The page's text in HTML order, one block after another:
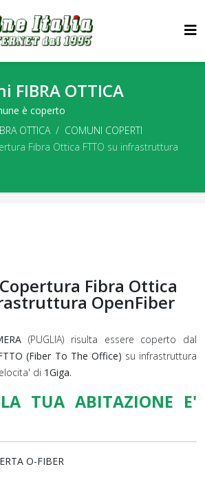
FIBRA OTTICA
è coperto
OTTICA
COMUNI COPERTI
Fibra Ottica FTTO su infrastruttura
Copertura Fibra Ottica
OpenFiber
(PUGLIA) risulta essere coperto dal
(Fiber To The Office) su infrastruttura
di 1Giga.
TUA ABITAZIONE E'
O-FIBER